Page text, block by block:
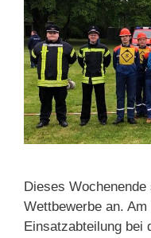
Dieses
Wettbewerbe an.
Einsatzabteilung bei